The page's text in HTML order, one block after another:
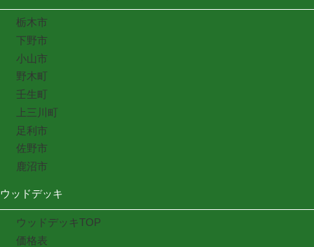
栃木市
下野市
小山市
野木町
壬生町
上三川町
足利市
佐野市
鹿沼市
ウッドデッキ
ウッドデッキTOP
価格表